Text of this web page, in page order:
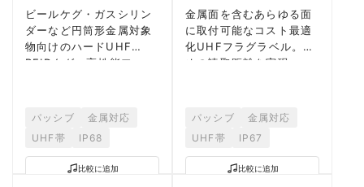
ビールケグ・ガスシリン
ダーなど円筒形金属対象
物向けのハードUHF
RFIDタグ。高性能フォー
パッシブ
金属対応
UHF帯
IP68
比較に追加
金属面を含むあらゆる面
に取付可能なコスト最適
化UHFフラグラベル。長
めの読取距離を実現。
パッシブ
金属対応
UHF帯
IP67
比較に追加